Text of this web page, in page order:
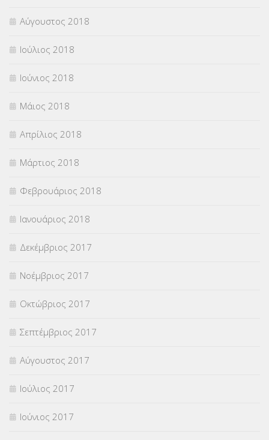
Αύγουστος 2018
Ιούλιος 2018
Ιούνιος 2018
Μάιος 2018
Απρίλιος 2018
Μάρτιος 2018
Φεβρουάριος 2018
Ιανουάριος 2018
Δεκέμβριος 2017
Νοέμβριος 2017
Οκτώβριος 2017
Σεπτέμβριος 2017
Αύγουστος 2017
Ιούλιος 2017
Ιούνιος 2017